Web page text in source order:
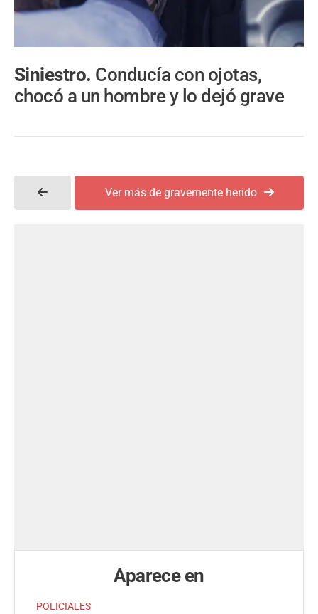
Siniestro. Conducía con ojotas,
chocó a un hombre y lo dejó grave
Ver más de gravemente herido
Aparece en
POLICIALES